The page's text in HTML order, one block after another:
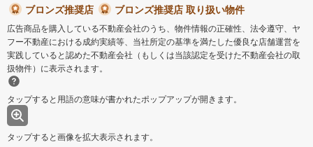
ブロンズ推奨店
ブロンズ推奨店 取り扱い物件
広告商品を購入している不動産会社のうち、物件情報の正確性、法令遵守、ヤ
フー不動産における成約実績等、当社所定の基準を満たした優良な店舗運営を
実践していると認めた不動産会社（もしくは当該認定を受けた不動産会社の取
扱物件）に表示されます。
タップすると用語の意味が書かれたポップアップが開きます。
タップすると画像を拡大表示されます。